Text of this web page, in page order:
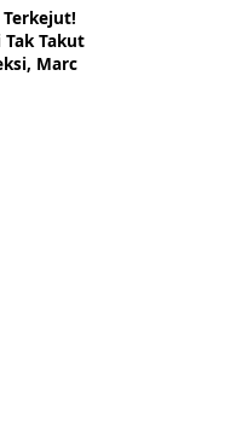
Takut
Marc